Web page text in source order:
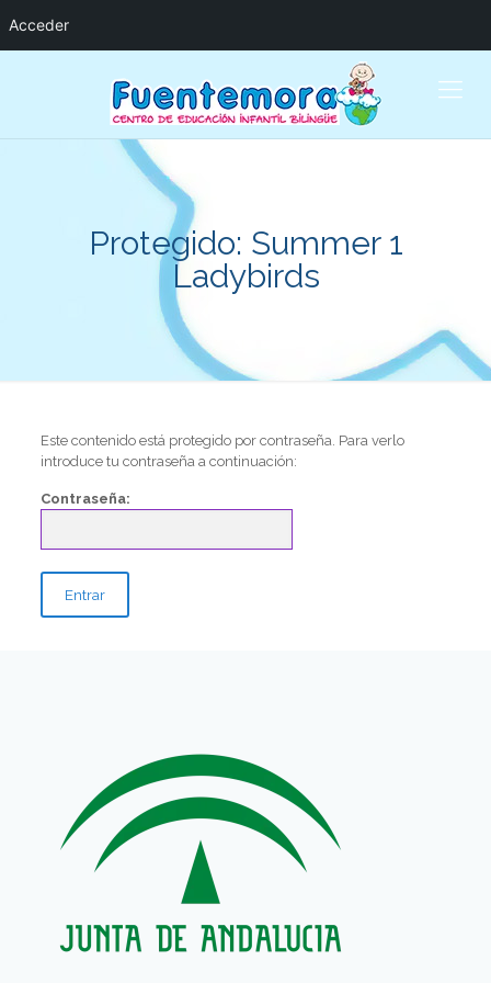
Protegido: Summer 1
Ladybirds
Este contenido está protegido por contraseña. Para verlo
introduce tu contraseña a continuación:
Contraseña:
Acceder